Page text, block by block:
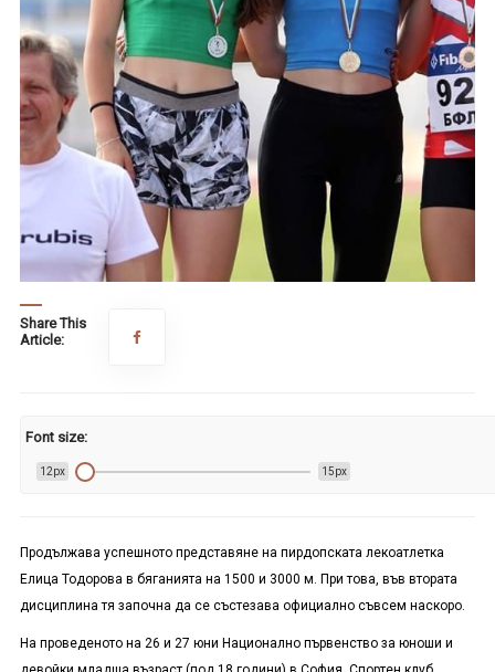
Share This
Article:
Font size:
12px 15px
Продължава успешното представяне на пирдопската лекоатлетка
Елица Тодорова в бяганията на 1500 и 3000 м. При това, във втората
дисциплина тя започна да се състезава официално съвсем наскоро.
На проведеното на 26 и 27 юни Национално първенство за юноши и